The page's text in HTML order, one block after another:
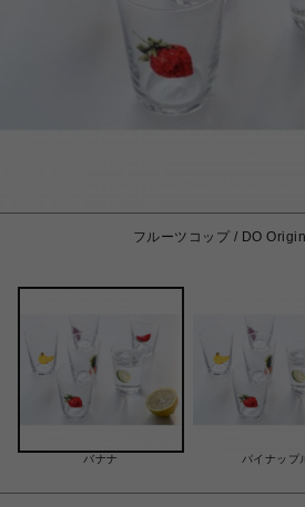
フルーツコップ / DO
バナナ パイナップ